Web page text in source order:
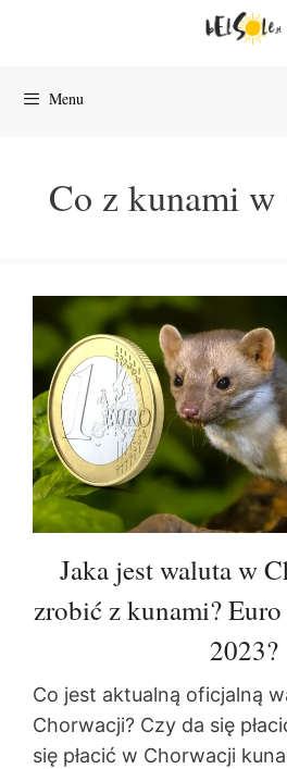
Menu
Co z kunami
Jaka jest waluta w
zrobić z kunami?
2023?
Co jest aktualną oficjalną
Chorwacji? Czy da się
się płacić w Chorwacji